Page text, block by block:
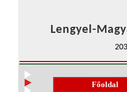
Lengyel-
Főoldal